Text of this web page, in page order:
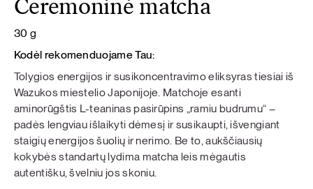
Ceremoninė matcha
30 g
Kodėl rekomenduojame Tau:
Tolygios energijos ir susikoncentravimo eliksyras tiesiai iš
Wazukos miestelio Japonijoje. Matchoje esanti
aminorūgštis L-teaninas pasirūpins „ramiu budrumu“ –
padės lengviau išlaikyti dėmesį ir susikaupti, išvengiant
staigių energijos šuolių ir nerimo. Be to, aukščiausių
kokybės standartų lydima matcha leis mėgautis
autentišku, švelniu jos skoniu.